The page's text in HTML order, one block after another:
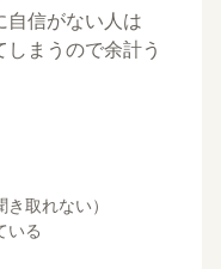
自信がない人は
まうので余計う
取れない）
いる